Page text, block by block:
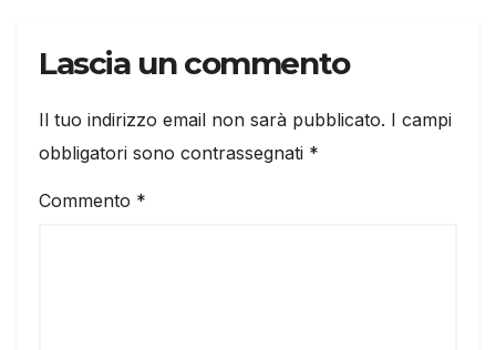
Lascia un commento
Il tuo indirizzo email non sarà pubblicato. I campi
obbligatori sono contrassegnati *
Commento *